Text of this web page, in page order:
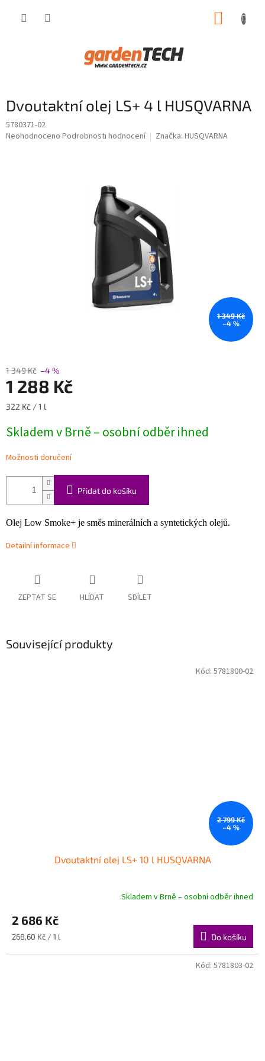
Dvoutaktní olej LS+ 4 l HUSQVARNA
5780371-02
Průměrné
Neohodnoceno Podrobnosti hodnocení Značka: HUSQVARNA
1 349 Kč
–4 %
1 349 Kč –4 %
1 288 Kč
Měrná
322 Kč / 1 l
Skladem v Brně – osobní odběr ihned
Možnosti doručení
Přidat do košíku
Olej Low Smoke+ je směs minerálních a syntetických olejů.
Detailní informace
ZEPTAT SE HLÍDAT SDÍLET
Související produkty
2 799 Kč
–4 %
Dvoutaktní olej LS+ 10 l HUSQVARNA
Skladem v Brně – osobní odběr ihned
2 686 Kč
Měrná
268,60 Kč / 1 l Do košíku
Kód: 5781800-02
Kód: 5781803-02